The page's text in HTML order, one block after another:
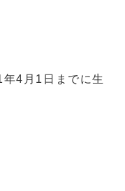
4月1日までに生